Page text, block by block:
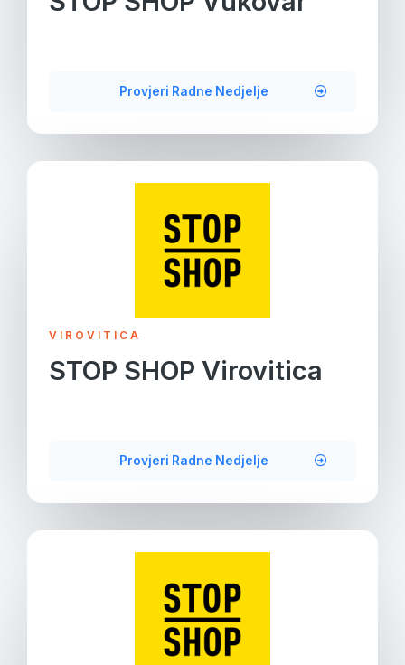
Provjeri Radne Nedjelje
VIROVITICA
STOP SHOP Virovitica
Provjeri Radne Nedjelje